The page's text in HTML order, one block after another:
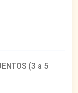
(3 a 5